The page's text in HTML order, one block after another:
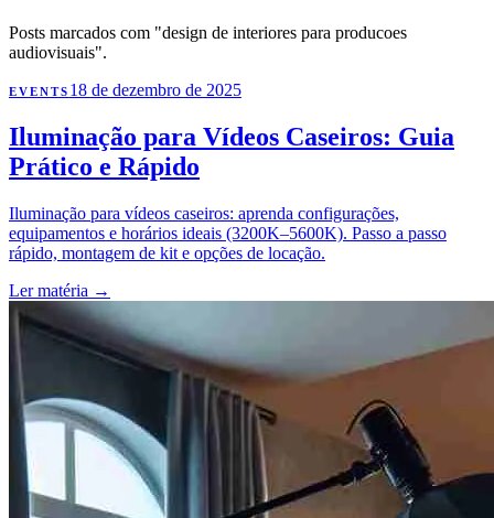
Posts marcados com "design de interiores para producoes
audiovisuais".
EVENTS 18 de dezembro de 2025
Iluminação para Vídeos Caseiros: Guia
Prático e Rápido
Iluminação para vídeos caseiros: aprenda configurações,
equipamentos e horários ideais (3200K–5600K). Passo a passo
rápido, montagem de kit e opções de locação.
Ler matéria →